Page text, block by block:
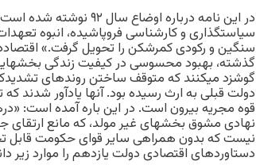
در این نامه درباره
سیاست‏گذاری و کارشناسی فروپاشیده، انبوه
سنگین و رکودی کمرشکن را تحویل گرفت.»
گذشته، بهبود محسوسی در کیفیت زندگی بخش‏هایی
گوشزد می‏کنند که متوقف ساختن روندهای
دولت قبلی به ارث رسیده بود. آنها یادآور شدند
قوه مجریه بیرون است. در این باره آمده است:
نهادی مشوق بخش‏های غیر مولد، که مانع
نیست که بدون همراهی سایر قوای حکومت قابل
دستاوردهای اقتصادی دولت یازدهم را موارد زیر